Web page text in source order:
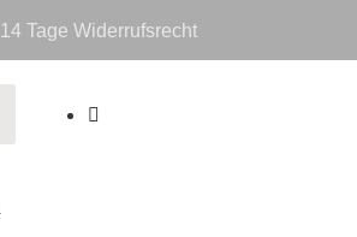
14 Tage Widerrufsrecht